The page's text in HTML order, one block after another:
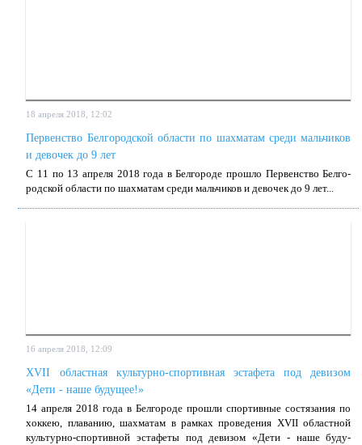
18 апреля 2018, 12:02
Первенство Белгородской области по шахматам среди мальчиков
и девочек до 9 лет
С 11 по 13 ап­ре­ля 2018 го­да в Бел­го­ро­де про­шло Пер­вен­ство Бел­го­
род­ской об­ла­сти по шах­ма­там сре­ди маль­чи­ков и де­во­чек до 9 лет...
16 апреля 2018, 12:09
XVII областная культурно-спортивная эстафета под девизом
«Дети - наше будущее!»
14 ап­ре­ля 2018 го­да в Бел­го­ро­де про­шли спор­тив­ные со­стя­за­ния по
хок­кею, пла­ва­нию, шах­ма­там в рам­ках про­ве­де­ния XVII об­ласт­ной
куль­тур­но-спор­тив­ной эс­та­фе­ты под де­ви­зом «Де­ти - на­ше бу­ду­